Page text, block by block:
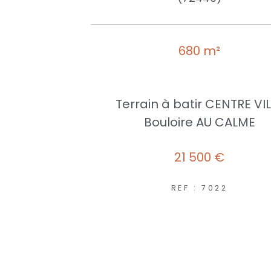
680 m²
Terrain à batir CENTRE
Bouloire AU CALME
21 500 €
REF : 7022